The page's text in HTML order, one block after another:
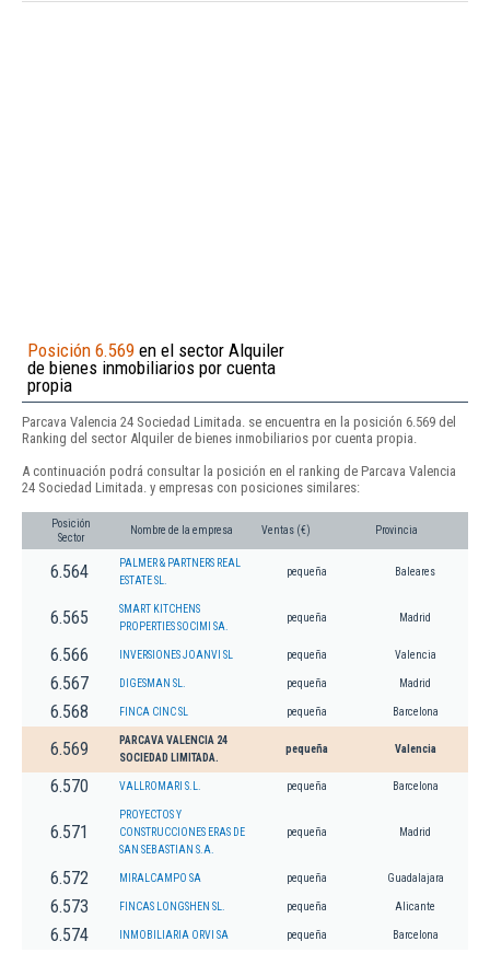
Posición 6.569 en el sector Alquiler
de bienes inmobiliarios por cuenta
propia
Parcava Valencia 24 Sociedad Limitada. se encuentra en la posición 6.569 del
Ranking del sector Alquiler de bienes inmobiliarios por cuenta propia.
A continuación podrá consultar la posición en el ranking de Parcava Valencia
24 Sociedad Limitada. y empresas con posiciones similares:
Posición
Sector
Nombre de la empresa Ventas (€) Provincia
6.564
PALMER & PARTNERS REAL
ESTATE SL.
pequeña Baleares
6.565
SMART KITCHENS
PROPERTIES SOCIMI SA.
pequeña Madrid
6.566 INVERSIONES JOANVI SL pequeña Valencia
6.567 DIGESMAN SL. pequeña Madrid
6.568 FINCA CINC SL pequeña Barcelona
6.569
PARCAVA VALENCIA 24
SOCIEDAD LIMITADA.
pequeña Valencia
6.570 VALLROMARI S.L. pequeña Barcelona
6.571
PROYECTOS Y
CONSTRUCCIONES ERAS DE
SAN SEBASTIAN S.A.
pequeña Madrid
6.572 MIRALCAMPO SA pequeña Guadalajara
6.573 FINCAS LONGSHEN SL. pequeña Alicante
6.574 INMOBILIARIA ORVI SA pequeña Barcelona